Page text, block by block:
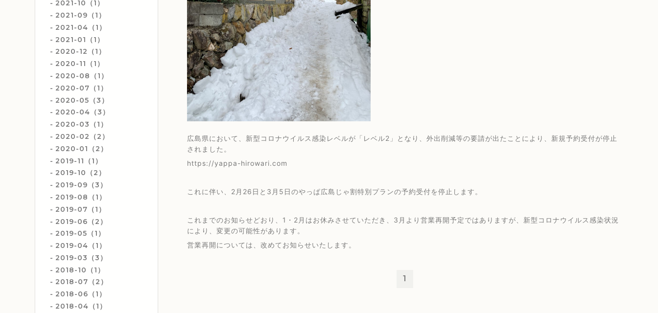
2021-10（1）
2021-09（1）
2021-04（1）
2021-01（1）
2020-12（1）
2020-11（1）
2020-08（1）
2020-07（1）
2020-05（3）
2020-04（3）
2020-03（1）
2020-02（2）
2020-01（2）
2019-11（1）
2019-10（2）
2019-09（3）
2019-08（1）
2019-07（1）
2019-06（2）
2019-05（1）
2019-04（1）
2019-03（3）
2018-10（1）
2018-07（2）
2018-06（1）
2018-04（1）
広島県において、新型コロナウイルス感染レベルが「レベル2」となり、外出削減等の要請が出たことにより、新規予約受付が停止
されました。
https://yappa-hirowari.com
これに伴い、2月26日と3月5日のやっぱ広島じゃ割特別プランの予約受付を停止します。
これまでのお知らせどおり、1・2月はお休みさせていただき、3月より営業再開予定ではありますが、新型コロナウイルス感染状況
により、変更の可能性があります。
営業再開については、改めてお知らせいたします。
1